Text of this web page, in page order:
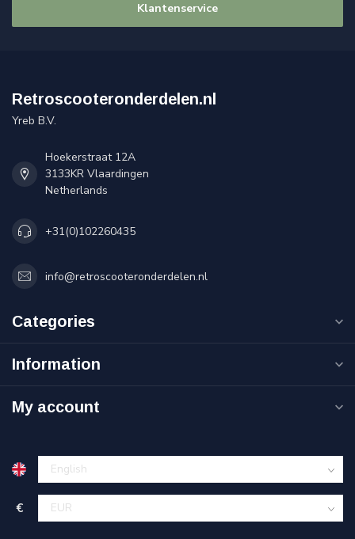
Klantenservice
Retroscooteronderdelen.nl
Yreb B.V.
Hoekerstraat 12A
3133KR Vlaardingen
Netherlands
+31(0)102260435
info@retroscooteronderdelen.nl
Categories
Information
My account
€